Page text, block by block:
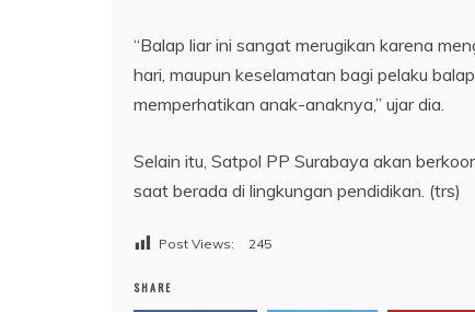
“Balap liar ini sangat merugikan karena
hari, maupun keselamatan bagi pelaku
memperhatikan anak-anaknya,” ujar dia.
Selain itu, Satpol PP Surabaya akan
saat berada di lingkungan pendidikan. (trs)
Post Views: 245
SHARE